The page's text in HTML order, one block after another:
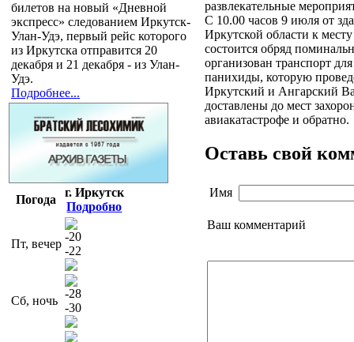
билетов на новый «Дневной
экспресс» следованием Иркутск-
Улан-Удэ, первый рейс которого
из Иркутска отправится 20
декабря и 21 декабря - из Улан-
Удэ.
Подробнее...
Погода
г. Иркутск
Подробно
Пт, вечер
-20
-22
Сб, ночь
-28
-30
развлекательные
С 10.00 часов 9 июля от
Иркутской области к месту
состоится обряд
организован транспорт
панихиды, которую
Иркутский и Ангарский
доставлены до мест
авиакатастрофе и
Оставь свой
Имя
Ваш комментарий